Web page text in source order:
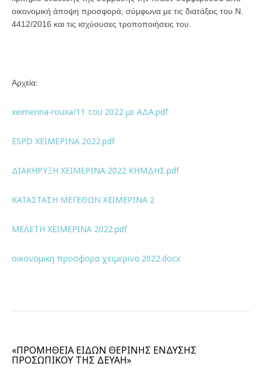
οικονομική άποψη προσφορά, σύμφωνα με τις διατάξεις του Ν.
4412/2016 και τις ισχύουσες τροποποιήσεις του.
Αρχεία:
xeimerina-rouxa/11 του 2022 με ΑΔΑ.pdf
ESPD ΧΕΙΜΕΡΙΝΑ 2022.pdf
ΔΙΑΚΗΡΥΞΗ ΧΕΙΜΕΡΙΝΑ 2022 ΚΗΜΔΗΣ.pdf
ΚΑΤΑΣΤΑΣΗ ΜΕΓΕΘΩΝ ΧΕΙΜΕΡΙΝΑ 2
ΜΕΛΕΤΗ ΧΕΙΜΕΡΙΝΑ 2022.pdf
οικονομικη προσφορα χειμερινα 2022.docx
«ΠΡΟΜΗΘΕΙΑ ΕΙΔΩΝ ΘΕΡΙΝΗΣ ΕΝΔΥΣΗΣ
ΠΡΟΣΩΠΙΚΟΥ ΤΗΣ ΔΕΥΑΗ»